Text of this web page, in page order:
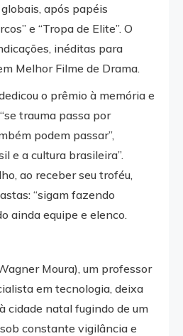
após papéis
e “Tropa de Elite”. O
inéditas para
Melhor Filme de Drama.
o prêmio à memória e
trauma passa por
podem passar”,
e a cultura brasileira”.
ao receber seu troféu,
“sigam fazendo
ainda equipe e elenco.
Moura), um professor
em tecnologia, deixa
cidade natal fugindo de um
constante vigilância e